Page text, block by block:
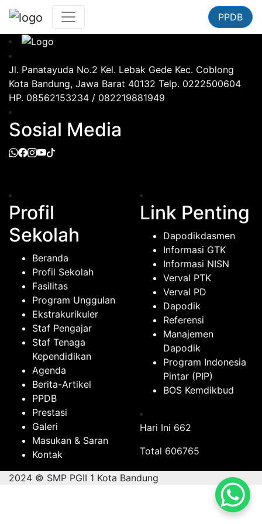
PPDB
Jl. Panatayuda No.2 Kel. Lebak Gede Kec. Coblong
Kota Bandung, Jawa Barat 40132 Telp. 0222500604
HP. 08562153234 / 082219881949
Sosial Media
Profil
Sekolah
Beranda
Profil Sekolah
Fasilitas
Program Unggulan
Ekstrakurikuler
Staf Pengajar
Staf Tenaga
Kependidikan
Agenda
Berita-Artikel
PPDB
Prestasi
Galeri
Masukan & Saran
Kontak
Link Penting
Dapodikdasmen
Informasi GTK
Informasi NISN
Verval PTK
Verval PD
Dapodik
Referensi
Manajemen
Dapodik
Program Indonesia
Pintar (PIP)
BOS Kemdikbud
Hari Ini 662
Total 606765
2024 © SMP PGII 1 Kota Bandung